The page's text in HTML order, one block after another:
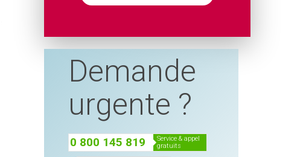
Demande
urgente ?
0 800 145 819
service & appel
gratuits